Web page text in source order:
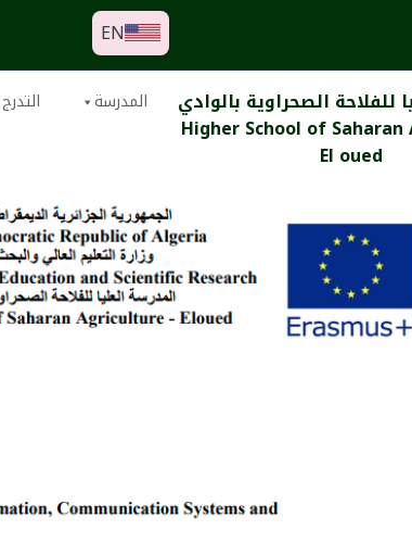
EN
للفلاحة الصحراوية بالوادي
Higher School of
El oued
المدرسة التدرج